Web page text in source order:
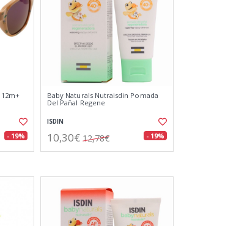
- 19%
Baby Naturals Nutraisdin Pomada
Del Pañal Regene
ISDIN
10,30€ 12,78€ - 19%